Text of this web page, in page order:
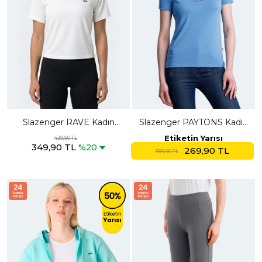
Slazenger RAVE Kadın
Beyaz Tişört
439,90 TL
349,90 TL %20
Slazenger PAYTONS Kadın
Mavi Tişört
Etiketin Yarısı
599,90 TL 269,90 TL